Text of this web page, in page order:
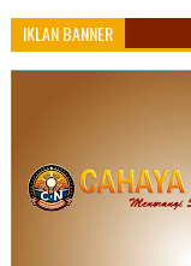
IKLAN BANNER